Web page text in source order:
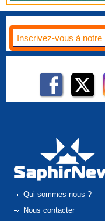
Qui sommes-nous ?
Nous contacter